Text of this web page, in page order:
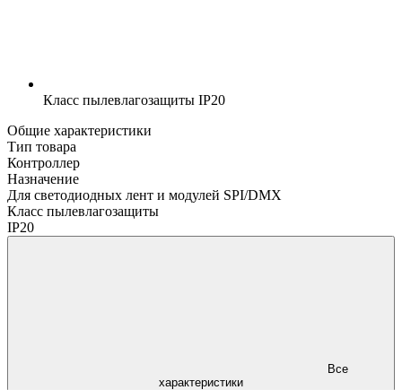
Класс пылевлагозащиты IP20
Общие характеристики
Тип товара
Контроллер
Назначение
Для светодиодных лент и модулей SPI/DMX
Класс пылевлагозащиты
IP20
характеристики